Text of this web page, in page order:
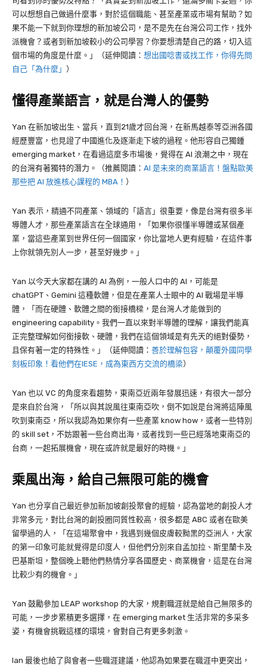
可以想想自己做過什麼事，對於這個職能、甚至產業或市場有幫助？如
果不能一下就到你理想的新加坡公司，是不是先在台灣公司工作，找外
派機會？或者到新加坡較小的公司學習？你要想清楚自己的路，切入這
個市場的角度是什麼。」（延伸閱讀： 想出國唸書或找工作，你得先問
自己「為什麼」 ）
懂得產業語言，就是台灣人的優勢
Yan 在新加坡出生、當兵，直到 21歲才回台灣，在新馬越泰等亞洲各國
經歷豐富，也見證了中國進化及逐漸走下坡的過程。他形容自己獨鍾
emerging market ，在看過這麼多市場後，覺得在 AI 浪潮之中，現在
的台灣有著獨特的潛力。（推薦閱讀： AI 是未來的商業語言！盤點歐美
那些把 AI 放進核心課程的 MBA！ ）
Yan 表示，精通不同產業、領域的「語言」很重要，像是台灣有很多半
導體人才，那些產業語言在全球通用，「如果你很懂半導體或某個產
業，當這些產業到世界任何一個國家，你比當地人更有經驗，在這件事
上你就領先別人一步，甚至好幾步。」
Yan 以今天大家都在講的 AI 為例，一般人口中的 AI ，可能是
chatGPT 、 Gemini 這種軟體，但是在產業人士眼中的 AI 戰場是半導
體，「而在硬體、軟體之間的銜接橋樑，是台灣人才能做到的
engineering capability 。我們一直以來對半導體的理解，讓我們能真
正完整理解如何銜接軟、硬體，我們在這個領域是有先天的絕對優勢，
且保有著一定的特殊性。」（延伸閱讀： 善於理解包容，顛覆外國同學
刻板印象！看他們在IESE，成為東西方交流的橋梁）
Yan 也以 VC 的角度來看趨勢，東南亞近兩年發展迅速，有很大一部分
是來自於台灣，「所以與其說風往東南亞吹，倒不如說是台灣將這陣風
吹到東南亞，所以我認為如果你有一些產業 know how ，或者一些特別
的 skill set ，不妨跟著一些台商出海，或者找到一些已經落地東南亞的
台商，一起拓展機會，現在或許就是最好的時機。」
乘風出海，給自己無限可能的機會
Yan 也分享自己最近參加新加坡創投聚會的經驗，認為當地的創投人才
非常多元，對比台灣的創投圈同質性較高，很多都是 ABC 或者在歐美
留學過的人，「在這場聚會中，我遇到幾個皮膚較黝黑的亞洲人，大家
的第一印象可能就覺得是印度人，但他們分別來自孟加拉、斯里蘭卡及
巴基斯坦，整個晚上聽他們熱情分享各國歷史、商業機會，這是在台灣
比較少有的機會。」
Yan 鼓勵參加 LEAP workshop 的大家，規劃職涯就是給自己無限多的
可能，一步步累積更多選擇，在 emerging market 生活非常的多采多
姿，有機會挑戰這樣的環境，會對自己有更多刺激。
Ian 最後也給了與會者一些職涯建議，他認為如果要在職涯中更突出，